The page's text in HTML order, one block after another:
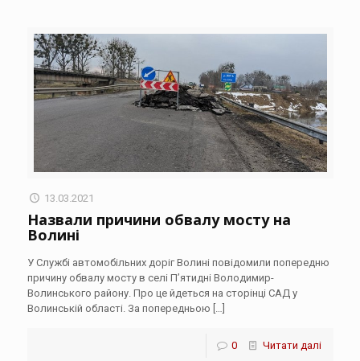
13.03.2021
Назвали причини обвалу мосту на
Волині
У Службі автомобільних доріг Волині повідомили попередню
причину обвалу мосту в селі П’ятидні Володимир-
Волинського району. Про це йдеться на сторінці САД у
Волинській області. За попередньою […]
0 Читати далі